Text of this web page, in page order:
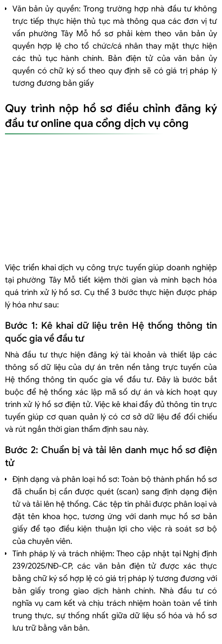
Văn bản ủy quyền: Trong trường hợp nhà đầu tư không
trực tiếp thực hiện thủ tục mà thông qua các đơn vị tư
vấn phường Tây Mỗ hồ sơ phải kèm theo văn bản ủy
quyền hợp lệ cho tổ chức/cá nhân thay mặt thực hiện
các thủ tục hành chính. Bản điện tử của văn bản ủy
quyền có chữ ký số theo quy định sẽ có giá trị pháp lý
tương đương bản giấy
Quy trình nộp hồ sơ điều chỉnh đăng ký
đầu tư online qua cổng dịch vụ công
Việc triển khai dịch vụ công trực tuyến giúp doanh nghiệp
tại phường Tây Mỗ tiết kiệm thời gian và minh bạch hóa
quá trình xử lý hồ sơ. Cụ thể 3 bước thực hiện được pháp
lý hóa như sau:
Bước 1: Kê khai dữ liệu trên Hệ thống thông tin
quốc gia về đầu tư
Nhà đầu tư thực hiện đăng ký tài khoản và thiết lập các
thông số dữ liệu của dự án trên nền tảng trực tuyến của
Hệ thống thông tin quốc gia về đầu tư. Đây là bước bắt
buộc để hệ thống xác lập mã số dự án và kích hoạt quy
trình xử lý hồ sơ điện tử. Việc kê khai đầy đủ thông tin trực
tuyến giúp cơ quan quản lý có cơ sở dữ liệu để đối chiếu
và rút ngắn thời gian thẩm định sau này.
Bước 2: Chuẩn bị và tải lên danh mục hồ sơ điện
tử
Định dạng và phân loại hồ sơ: Toàn bộ thành phần hồ sơ
đã chuẩn bị cần được quét (scan) sang định dạng điện
tử và tải lên hệ thống. Các tệp tin phải được phân loại và
đặt tên khoa học, tương ứng với danh mục hồ sơ bản
giấy để tạo điều kiện thuận lợi cho việc rà soát sơ bộ
của chuyên viên.
Tính pháp lý và trách nhiệm: Theo cập nhật tại Nghị định
239/2025/NĐ-CP, các văn bản điện tử được xác thực
bằng chữ ký số hợp lệ có giá trị pháp lý tương đương với
bản giấy trong giao dịch hành chính. Nhà đầu tư có
nghĩa vụ cam kết và chịu trách nhiệm hoàn toàn về tính
trung thực, sự thống nhất giữa dữ liệu số hóa và hồ sơ
lưu trữ bằng văn bản.